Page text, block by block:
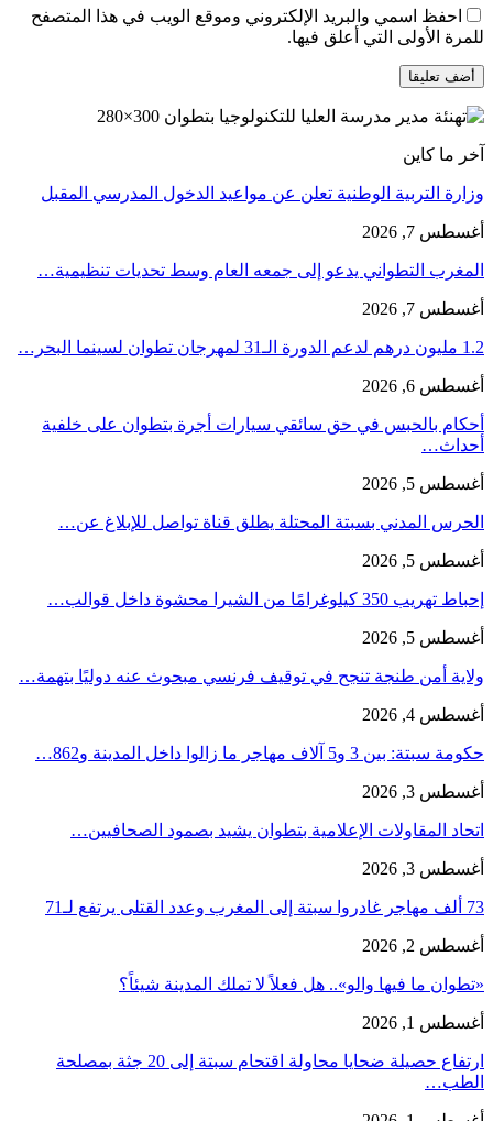
احفظ اسمي والبريد الإلكتروني وموقع الويب في هذا المتصفح
للمرة الأولى التي أعلق فيها.
آخر ما كاين
وزارة التربية الوطنية تعلن عن مواعيد الدخول المدرسي المقبل
أغسطس 7, 2026
المغرب التطواني يدعو إلى جمعه العام وسط تحديات تنظيمية…
أغسطس 7, 2026
1.2 مليون درهم لدعم الدورة الـ31 لمهرجان تطوان لسينما البحر…
أغسطس 6, 2026
أحكام بالحبس في حق سائقي سيارات أجرة بتطوان على خلفية
أحداث…
أغسطس 5, 2026
الحرس المدني بسبتة المحتلة يطلق قناة تواصل للإبلاغ عن…
أغسطس 5, 2026
إحباط تهريب 350 كيلوغرامًا من الشيرا محشوة داخل قوالب…
أغسطس 5, 2026
ولاية أمن طنجة تنجح في توقيف فرنسي مبحوث عنه دوليًا بتهمة…
أغسطس 4, 2026
حكومة سبتة: بين 3 و5 آلاف مهاجر ما زالوا داخل المدينة و862…
أغسطس 3, 2026
اتحاد المقاولات الإعلامية بتطوان يشيد بصمود الصحافيين…
أغسطس 3, 2026
73 ألف مهاجر غادروا سبتة إلى المغرب وعدد القتلى يرتفع لـ71
أغسطس 2, 2026
«تطوان ما فيها والو».. هل فعلاً لا تملك المدينة شيئاً؟
أغسطس 1, 2026
ارتفاع حصيلة ضحايا محاولة اقتحام سبتة إلى 20 جثة بمصلحة
الطب…